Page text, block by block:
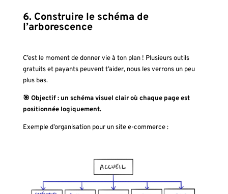
6. Construire le schéma de
l’arborescence
C’est le moment de donner vie à ton plan ! Plusieurs outils
gratuits et payants peuvent t’aider, nous les verrons un peu
plus bas.
🎯 Objectif : un schéma visuel clair où chaque page est
positionnée logiquement.
Exemple d’organisation pour un site e-commerce :